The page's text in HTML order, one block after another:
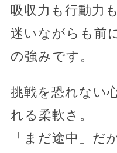
吸収力も行動力
迷いながらも前
の強みです。
挑戦を恐れない
れる柔軟さ。
「まだ途中」だ